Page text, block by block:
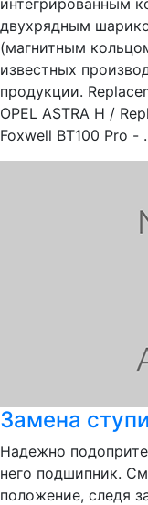
интегрированным
двухрядным
(магнитным
известных
продукции.
OPEL ASTRA H /
Foxwell BT100 Pro -
Замена
Надежно
него подшипник.
положение, следя